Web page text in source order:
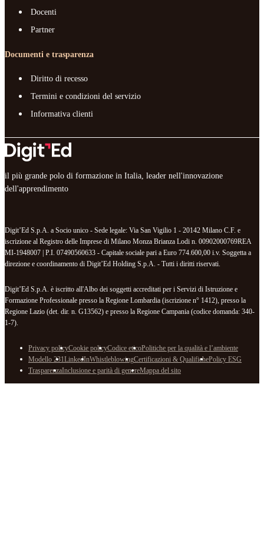
Docenti
Partner
Documenti e trasparenza
Diritto di recesso
Termini e condizioni del servizio
Informativa clienti
il più grande polo di formazione in Italia, leader nell'innovazione
dell'apprendimento
Digit’Ed S.p.A. a Socio unico - Sede legale: Via San Vigilio 1 - 20142 Milano C.F. e
iscrizione al Registro delle Imprese di Milano Monza Brianza Lodi n. 00902000769REA
MI-1948007 | P.I. 07490560633 - Capitale sociale pari a Euro 774.600,00 i.v. Soggetta a
direzione e coordinamento di Digit’Ed Holding S.p.A. - Tutti i diritti riservati.
Digit’Ed S.p.A. è iscritto all'Albo dei soggetti accreditati per i Servizi di Istruzione e
Formazione Professionale presso la Regione Lombardia (iscrizione n° 1412), presso la
Regione Lazio (det. dir. n. G13562) e presso la Regione Campania (codice domanda: 340-
1-7).
Privacy policyCookie policyCodice eticoPolitiche per la qualità e l’ambiente
Modello 231LinkedInWhistleblowingCertificazioni & QualifichePolicy ESG
TrasparenzaInclusione e parità di genereMappa del sito